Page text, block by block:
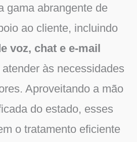
gama abrangente de
ao cliente, incluindo
voz, chat e e-mail
às necessidades
Aproveitando a mão
do estado, esses
o tratamento eficiente